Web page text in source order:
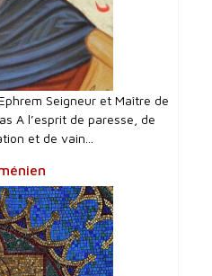
Seigneur et Maître de
A l’esprit de paresse, de
et de vain...